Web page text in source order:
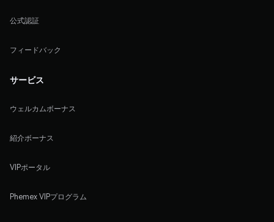
公式認証
フィードバック
サービス
ウェルカムボーナス
紹介ボーナス
VIPポータル
Phemex VIPプログラム